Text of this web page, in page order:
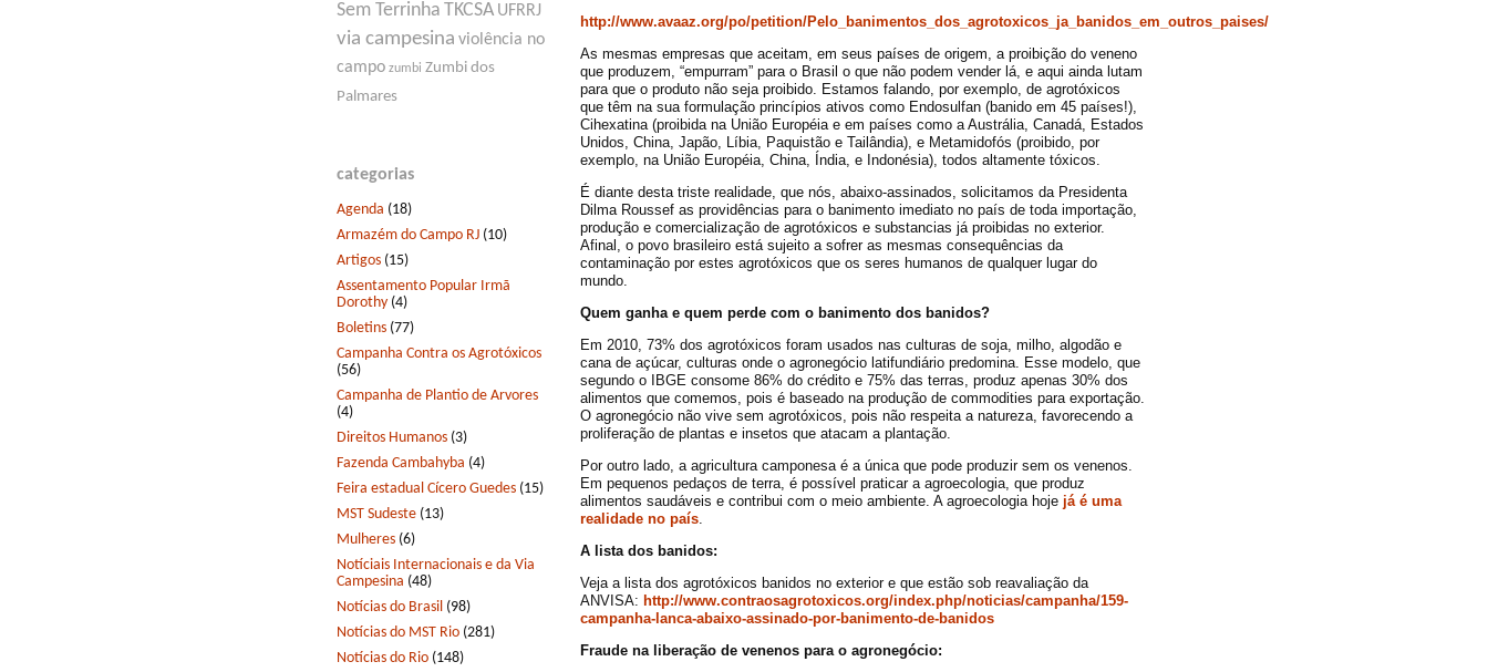
Sem Terrinha TKCSA UFRRJ
via campesina violência no
campo zumbi Zumbi dos
Palmares
categorias
Agenda (18)
Armazém do Campo RJ (10)
Artigos (15)
Assentamento Popular Irmã
Dorothy (4)
Boletins (77)
Campanha Contra os Agrotóxicos
(56)
Campanha de Plantio de Arvores
(4)
Direitos Humanos (3)
Fazenda Cambahyba (4)
Feira estadual Cícero Guedes (15)
MST Sudeste (13)
Mulheres (6)
Notíciais Internacionais e da Via
Campesina (48)
Notícias do Brasil (98)
Notícias do MST Rio (281)
Notícias do Rio (148)
http://www.avaaz.org/po/petition/Pelo_banimentos_dos_agrotoxicos_ja_banidos_em_outros_paises/
As mesmas empresas que aceitam, em seus países de origem, a proibição do veneno
que produzem, “empurram” para o Brasil o que não podem vender lá, e aqui ainda lutam
para que o produto não seja proibido. Estamos falando, por exemplo, de agrotóxicos
que têm na sua formulação princípios ativos como Endosulfan (banido em 45 países!),
Cihexatina (proibida na União Européia e em países como a Austrália, Canadá, Estados
Unidos, China, Japão, Líbia, Paquistão e Tailândia), e Metamidofós (proibido, por
exemplo, na União Européia, China, Índia, e Indonésia), todos altamente tóxicos.
É diante desta triste realidade, que nós, abaixo-assinados, solicitamos da Presidenta
Dilma Roussef as providências para o banimento imediato no país de toda importação,
produção e comercialização de agrotóxicos e substancias já proibidas no exterior.
Afinal, o povo brasileiro está sujeito a sofrer as mesmas consequências da
contaminação por estes agrotóxicos que os seres humanos de qualquer lugar do
mundo.
Quem ganha e quem perde com o banimento dos banidos?
Em 2010, 73% dos agrotóxicos foram usados nas culturas de soja, milho, algodão e
cana de açúcar, culturas onde o agronegócio latifundiário predomina. Esse modelo, que
segundo o IBGE consome 86% do crédito e 75% das terras, produz apenas 30% dos
alimentos que comemos, pois é baseado na produção de commodities para exportação.
O agronegócio não vive sem agrotóxicos, pois não respeita a natureza, favorecendo a
proliferação de plantas e insetos que atacam a plantação.
Por outro lado, a agricultura camponesa é a única que pode produzir sem os venenos.
Em pequenos pedaços de terra, é possível praticar a agroecologia, que produz
alimentos saudáveis e contribui com o meio ambiente. A agroecologia hoje já é uma
realidade no país
A lista dos banidos:
Veja a lista dos agrotóxicos banidos no exterior e que estão sob reavaliação da
ANVISA: http://www.contraosagrotoxicos.org/index.php/noticias/campanha/159-
campanha-lanca-abaixo-assinado-por-banimento-de-banidos
Fraude na liberação de venenos para o agronegócio: